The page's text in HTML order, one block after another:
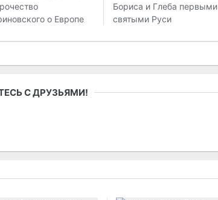
о Европе
Бориса и Глеба первыми
святыми Руси
С ДРУЗЬЯМИ!